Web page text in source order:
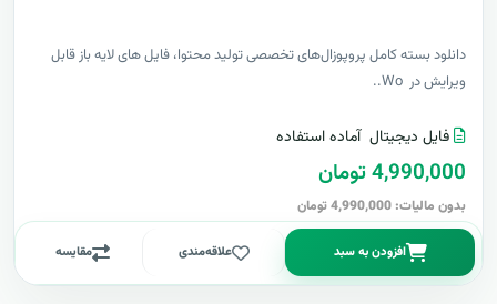
دانلود بسته کامل پروپوزال‌های تخصصی تولید محتوا، فایل های لایه باز قابل
ویرایش در Wo..
فایل دیجیتال آماده استفاده
4,990,000 تومان
بدون مالیات: 4,990,000 تومان
افزودن به سبد علاقه‌مندی مقایسه